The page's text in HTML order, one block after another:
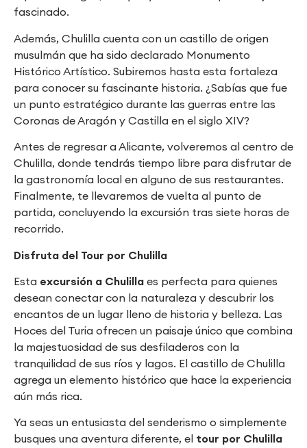
fascinado.
Además, Chulilla cuenta con un castillo de origen
musulmán que ha sido declarado Monumento
Histórico Artístico. Subiremos hasta esta fortaleza
para conocer su fascinante historia. ¿Sabías que fue
un punto estratégico durante las guerras entre las
Coronas de Aragón y Castilla en el siglo XIV?
Antes de regresar a Alicante, volveremos al centro de
Chulilla, donde tendrás tiempo libre para disfrutar de
la gastronomía local en alguno de sus restaurantes.
Finalmente, te llevaremos de vuelta al punto de
partida, concluyendo la excursión tras siete horas de
recorrido.
Disfruta del Tour por Chulilla
Esta excursión a Chulilla es perfecta para quienes
desean conectar con la naturaleza y descubrir los
encantos de un lugar lleno de historia y belleza. Las
Hoces del Turia ofrecen un paisaje único que combina
la majestuosidad de sus desfiladeros con la
tranquilidad de sus ríos y lagos. El castillo de Chulilla
agrega un elemento histórico que hace la experiencia
aún más rica.
Ya seas un entusiasta del senderismo o simplemente
busques una aventura diferente, el tour por Chulilla